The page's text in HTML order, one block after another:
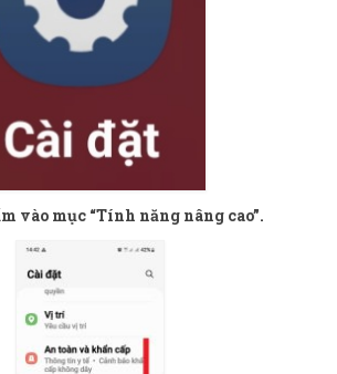
vào mục “Tính năng nâng cao”.